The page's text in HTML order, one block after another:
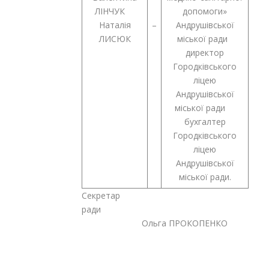
ЛІНЧУК
Наталія
ЛИСЮК
–
допомоги»
Андрушівської
міської ради
директор
Городківського
ліцею
Андрушівської
міської ради
бухгалтер
Городківського
ліцею
Андрушівської
міської ради.
Секретар
ради
Ольга ПРОКОПЕНКО